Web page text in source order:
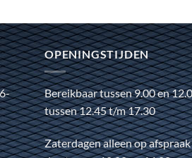
OPENINGSTIJDEN
Bereikbaar tussen 9.00 en
tussen 12.45 t/m 17.30
Zaterdagen alleen op